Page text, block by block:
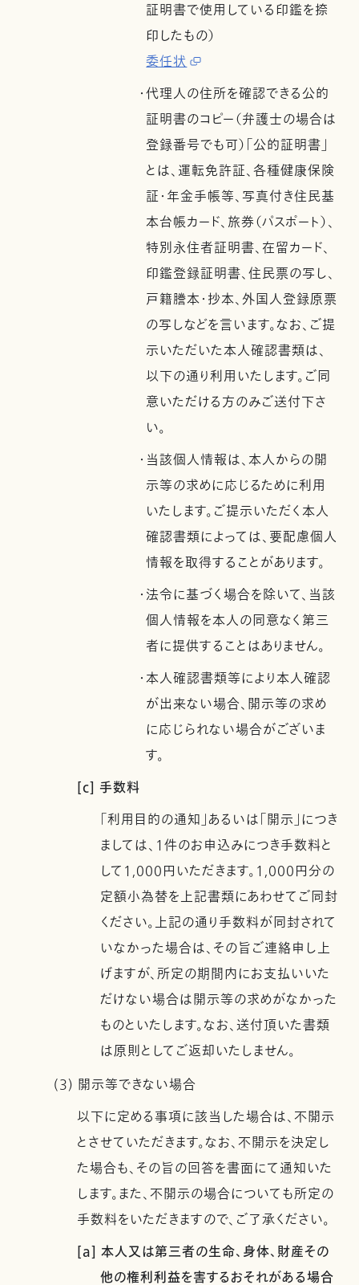
証明書で使用している印鑑を捺
印したもの）
委任状
・代理人の住所を確認できる公的
証明書のコピー（弁護士の場合は
登録番号でも可）「公的証明書」
とは、運転免許証、各種健康保険
証・年金手帳等、写真付き住民基
本台帳カード、旅券（パスポート）、
特別永住者証明書、在留カード、
印鑑登録証明書、住民票の写し、
戸籍謄本・抄本、外国人登録原票
の写しなどを言います。なお、ご提
示いただいた本人確認書類は、
以下の通り利用いたします。ご同
意いただける方のみご送付下さ
い。
・当該個人情報は、本人からの開
示等の求めに応じるために利用
いたします。ご提示いただく本人
確認書類によっては、要配慮個人
情報を取得することがあります。
・法令に基づく場合を除いて、当該
個人情報を本人の同意なく第三
者に提供することはありません。
・本人確認書類等により本人確認
が出来ない場合、開示等の求め
に応じられない場合がございま
す。
[c] 手数料
「利用目的の通知」あるいは「開示」につき
ましては、1件のお申込みにつき手数料と
して1,000円いただきます。1,000円分の
定額小為替を上記書類にあわせてご同封
ください。上記の通り手数料が同封されて
いなかった場合は、その旨ご連絡申し上
げますが、所定の期間内にお支払いいた
だけない場合は開示等の求めがなかった
ものといたします。なお、送付頂いた書類
は原則としてご返却いたしません。
(3) 開示等できない場合
以下に定める事項に該当した場合は、不開示
とさせていただきます。なお、不開示を決定し
た場合も、その旨の回答を書面にて通知いた
します。また、不開示の場合についても所定の
手数料をいただきますので、ご了承ください。
[a] 本人又は第三者の生命、身体、財産その
他の権利利益を害するおそれがある場合